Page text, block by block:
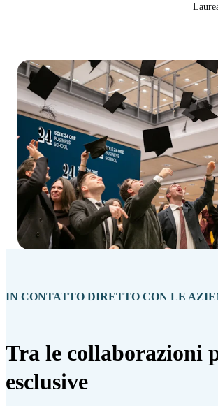
IN CONTATTO DIRETTO CON LE
Tra le collaborazioni
esclusive